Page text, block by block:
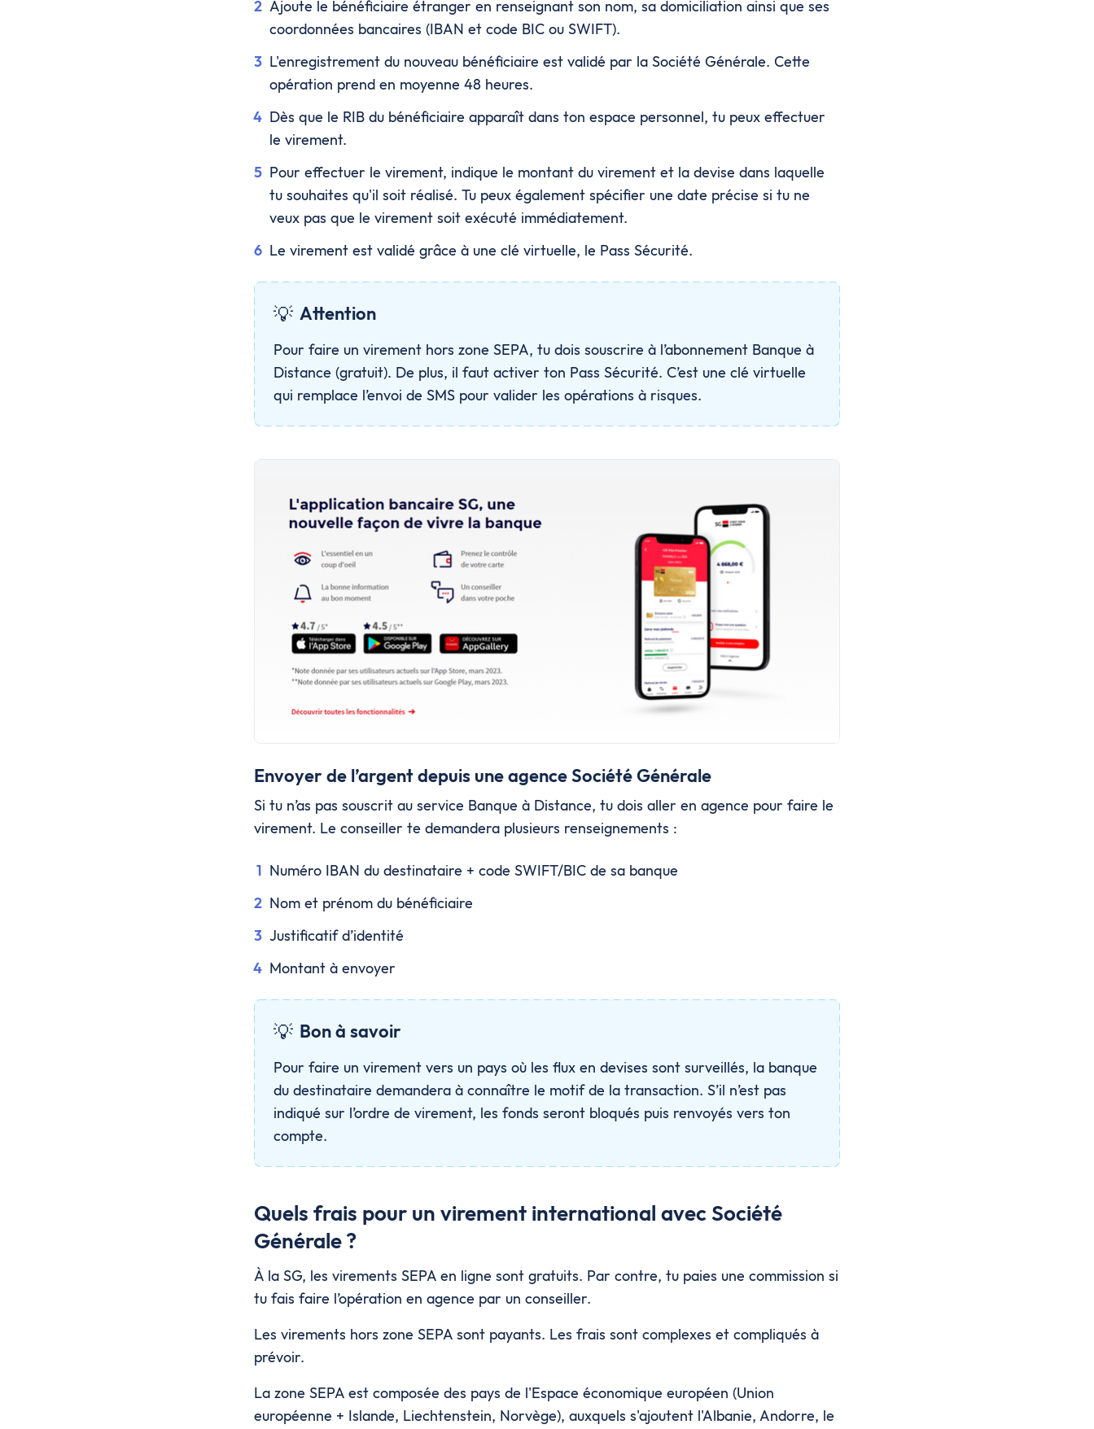
Ajoute le bénéficiaire étranger en renseignant son nom, sa domiciliation ainsi que ses
coordonnées bancaires (IBAN et code BIC ou SWIFT).
L'enregistrement du nouveau bénéficiaire est validé par la Société Générale. Cette
opération prend en moyenne 48 heures.
Dès que le RIB du bénéficiaire apparaît dans ton espace personnel, tu peux effectuer
le virement.
Pour effectuer le virement, indique le montant du virement et la devise dans laquelle
tu souhaites qu'il soit réalisé. Tu peux également spécifier une date précise si tu ne
veux pas que le virement soit exécuté immédiatement.
Le virement est validé grâce à une clé virtuelle, le Pass Sécurité.
💡 Attention
Pour faire un virement hors zone SEPA, tu dois souscrire à l’abonnement Banque à
Distance (gratuit). De plus, il faut activer ton Pass Sécurité. C’est une clé virtuelle
qui remplace l’envoi de SMS pour valider les opérations à risques.
Envoyer de l’argent depuis une agence Société Générale
Si tu n’as pas souscrit au service Banque à Distance, tu dois aller en agence pour faire le
virement. Le conseiller te demandera plusieurs renseignements :
Numéro IBAN du destinataire + code SWIFT/BIC de sa banque
Nom et prénom du bénéficiaire
Justificatif d’identité
Montant à envoyer
💡 Bon à savoir
Pour faire un virement vers un pays où les flux en devises sont surveillés, la banque
du destinataire demandera à connaître le motif de la transaction. S’il n’est pas
indiqué sur l’ordre de virement, les fonds seront bloqués puis renvoyés vers ton
compte.
Quels frais pour un virement international avec Société
Générale ?
À la SG, les virements SEPA en ligne sont gratuits. Par contre, tu paies une commission si
tu fais faire l’opération en agence par un conseiller.
Les virements hors zone SEPA sont payants. Les frais sont complexes et compliqués à
prévoir.
La zone SEPA est composée des pays de l'Espace économique européen (Union
européenne + Islande, Liechtenstein, Norvège), auxquels s'ajoutent l'Albanie, Andorre, le